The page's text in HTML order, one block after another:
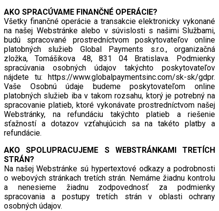
AKO SPRACÚVAME FINANČNÉ OPERÁCIE?
Všetky finančné operácie a transakcie elektronicky vykonané
na našej Webstránke alebo v súvislosti s našimi Službami,
budú spracované prostredníctvom poskytovateľov online
platobných služieb Global Payments s.r.o., organizačná
zložka, Tomášikova 48, 831 04 Bratislava. Podmienky
spracúvania osobných údajov takýchto poskytovateľov
nájdete tu: https://www.globalpaymentsinc.com/sk-sk/gdpr.
Vaše Osobnú údaje budeme poskytovateľom online
platobných služieb iba v takom rozsahu, ktorý je potrebný na
spracovanie platieb, ktoré vykonávate prostredníctvom našej
Webstránky, na refundáciu takýchto platieb a riešenie
sťažností a dotazov vzťahujúcich sa na takéto platby a
refundácie.
AKO SPOLUPRACUJEME S WEBSTRÁNKAMI TRETÍCH
STRÁN?
Na našej Webstránke sú hypertextové odkazy a podrobnosti
o webových stránkach tretích strán. Nemáme žiadnu kontrolu
a nenesieme žiadnu zodpovednosť za podmienky
spracovania a postupy tretích strán v oblasti ochrany
osobných údajov.